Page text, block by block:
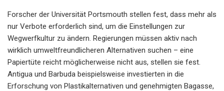
Forscher der Universität Portsmouth stellen fest, dass mehr als
nur Verbote erforderlich sind, um die Einstellungen zur
Wegwerfkultur zu ändern. Regierungen müssen aktiv nach
wirklich umweltfreundlicheren Alternativen suchen – eine
Papiertüte reicht möglicherweise nicht aus, stellen sie fest.
Antigua und Barbuda beispielsweise investierten in die
Erforschung von Plastikalternativen und genehmigten Bagasse,